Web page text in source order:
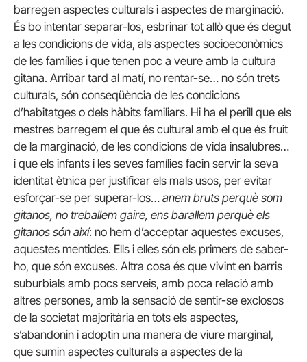
barregen aspectes culturals i aspectes de marginació.
És bo intentar separar-los, esbrinar tot allò que és degut
a les condicions de vida, als aspectes socioeconòmics
de les famílies i que tenen poc a veure amb la cultura
gitana. Arribar tard al matí, no rentar-se… no són trets
culturals, són conseqüència de les condicions
d’habitatges o dels hàbits familiars. Hi ha el perill que els
mestres barregem el que és cultural amb el que és fruit
de la marginació, de les condicions de vida insalubres…
i que els infants i les seves famílies facin servir la seva
identitat ètnica per justificar els mals usos, per evitar
esforçar-se per superar-los… anem bruts perquè som
gitanos, no treballem gaire, ens barallem perquè els
gitanos són així: no hem d’acceptar aquestes excuses,
aquestes mentides. Ells i elles són els primers de saber-
ho, que són excuses. Altra cosa és que vivint en barris
suburbials amb pocs serveis, amb poca relació amb
altres persones, amb la sensació de sentir-se exclosos
de la societat majoritària en tots els aspectes,
s’abandonin i adoptin una manera de viure marginal,
que sumin aspectes culturals a aspectes de la